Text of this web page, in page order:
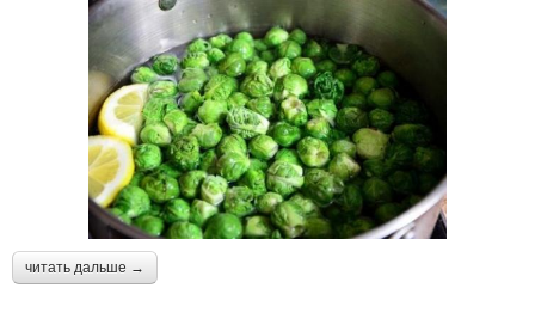
читать дальше →